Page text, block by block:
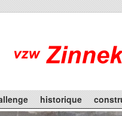
historique